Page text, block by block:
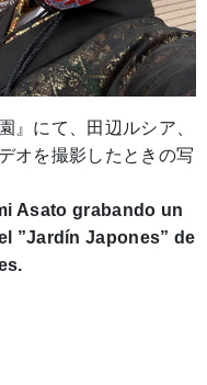
』にて、田辺ルシア、
オを撮影したときの写
Asato grabando un
”Jardín Japones” de